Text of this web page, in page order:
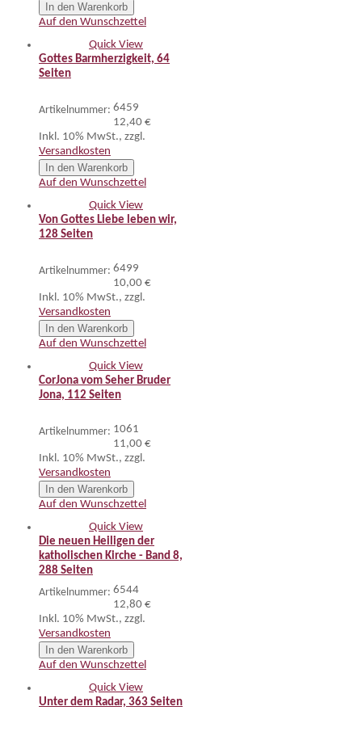
In den Warenkorb
Auf den Wunschzettel
Quick View
Gottes Barmherzigkeit, 64
Seiten
Artikelnummer: 6459
12,40 €
Inkl. 10% MwSt., zzgl.
Versandkosten
In den Warenkorb
Auf den Wunschzettel
Quick View
Von Gottes Liebe leben wir,
128 Seiten
Artikelnummer: 6499
10,00 €
Inkl. 10% MwSt., zzgl.
Versandkosten
In den Warenkorb
Auf den Wunschzettel
Quick View
CorJona vom Seher Bruder
Jona, 112 Seiten
Artikelnummer: 1061
11,00 €
Inkl. 10% MwSt., zzgl.
Versandkosten
In den Warenkorb
Auf den Wunschzettel
Quick View
Die neuen Heiligen der
katholischen Kirche - Band 8,
288 Seiten
Artikelnummer: 6544
12,80 €
Inkl. 10% MwSt., zzgl.
Versandkosten
In den Warenkorb
Auf den Wunschzettel
Quick View
Unter dem Radar, 363 Seiten